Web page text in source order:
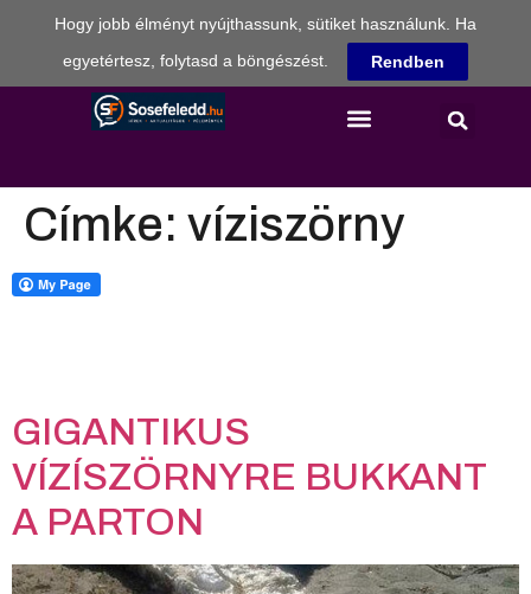
Címke: víziszörny
GIGANTIKUS
VÍZÍSZÖRNYRE BUKKANT
A PARTON
Hogy jobb élményt nyújthassunk, sütiket használunk. Ha
egyetértesz, folytasd a böngészést.
Rendben